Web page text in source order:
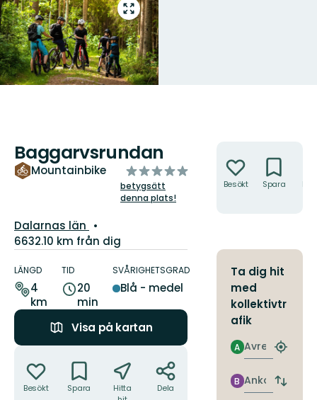
Gå
till
helskärmsläge
Baggarvsrundan
Mountainbike
av
5
stjärnor
betygsätt
denna plats!
Län:
Dalarnas län
6632.10 km från dig
om
leden
LÄNGD
4
km
TID
20
min
SVÅRIGHETSGRAD
Blå - medel
Visa på kartan
Besökt Spara
Hitta
Dela
Besökt Spara
Ta dig hit
med
kollektivtr
afik
Avresa
A
Hitta
Ankomst
B
Byt